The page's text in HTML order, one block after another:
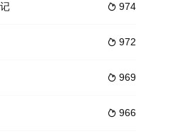
 974
 972
 969
 966